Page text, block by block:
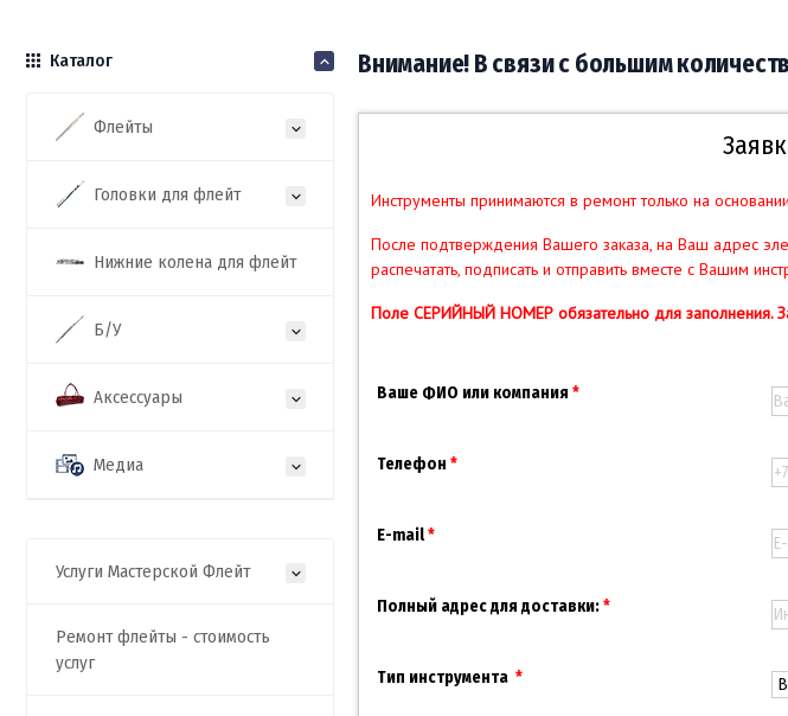
Каталог
Флейты
Головки для флейт
Нижние колена для флейт
Б/У
Аксессуары
Медиа
Услуги Мастерской Флейт
Ремонт флейты - стоимость
услуг
Внимание! В связи с большим
Инструменты принимаются в ремонт только на
После подтверждения Вашего заказа, на Ваш адрес
распечатать, подписать и отправить вместе с Вашим
Поле СЕРИЙНЫЙ НОМЕР обязательно для заполнения.
Ваше ФИО или компания
Телефон
E-mail
Полный адрес для доставки:
Тип инструмента